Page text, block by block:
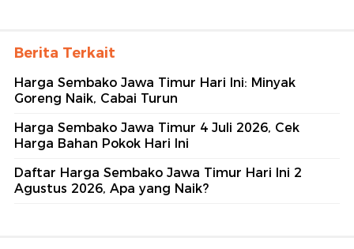
Berita Terkait
Harga Sembako Jawa Timur Hari Ini: Minyak
Goreng Naik, Cabai Turun
Harga Sembako Jawa Timur 4 Juli 2026, Cek
Harga Bahan Pokok Hari Ini
Daftar Harga Sembako Jawa Timur Hari Ini 2
Agustus 2026, Apa yang Naik?